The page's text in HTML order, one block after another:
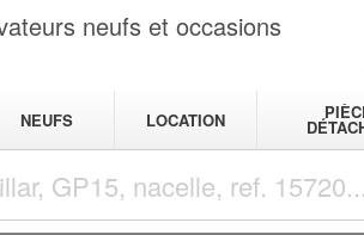
neufs et occasions
NEUFS LOCATION